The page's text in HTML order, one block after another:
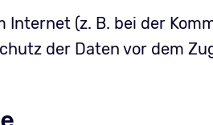
(z. B. bei der
der Daten vor dem